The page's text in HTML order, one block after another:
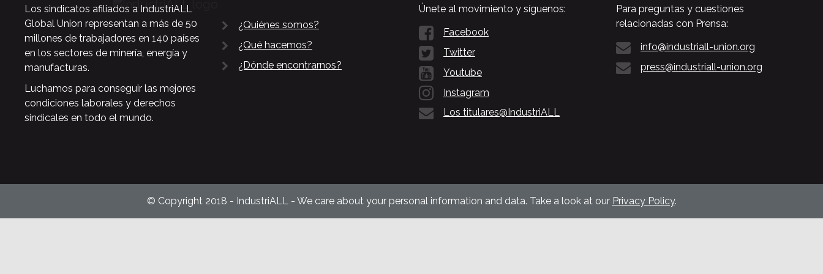
Los sindicatos afiliados a IndustriALL
Global Union representan a más de 50
millones de trabajadores en 140 países
en los sectores de minería, energía y
manufacturas.
Luchamos para conseguir las mejores
condiciones laborales y derechos
sindicales en todo el mundo.
¿Quiénes somos?
¿Qué hacemos?
¿Dónde encontrarnos?
Únete al movimiento y síguenos:
Facebook
Twitter
Youtube
Instagram
Los titulares@IndustriALL
Para preguntas y cuestiones
relacionadas con Prensa:
info@industriall-union.org
press@industriall-union.org
© Copyright 2018 - IndustriALL - We care about your personal information and data. Take a look at our Privacy Policy.